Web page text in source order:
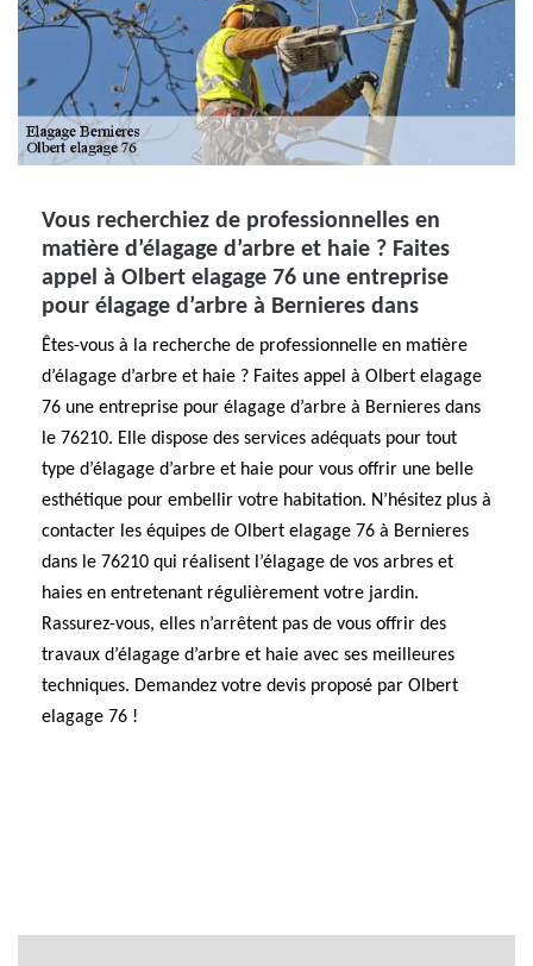
Vous recherchiez de professionnelles en
matière d’élagage d’arbre et haie ? Faites
appel à Olbert elagage 76 une entreprise
pour élagage d’arbre à Bernieres dans
Êtes-vous à la recherche de professionnelle en matière
d’élagage d’arbre et haie ? Faites appel à Olbert elagage
76 une entreprise pour élagage d’arbre à Bernieres dans
le 76210. Elle dispose des services adéquats pour tout
type d’élagage d’arbre et haie pour vous offrir une belle
esthétique pour embellir votre habitation. N’hésitez plus à
contacter les équipes de Olbert elagage 76 à Bernieres
dans le 76210 qui réalisent l’élagage de vos arbres et
haies en entretenant régulièrement votre jardin.
Rassurez-vous, elles n’arrêtent pas de vous offrir des
travaux d’élagage d’arbre et haie avec ses meilleures
techniques. Demandez votre devis proposé par Olbert
elagage 76 !